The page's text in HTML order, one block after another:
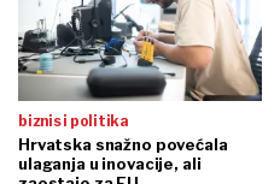
biznis i politika
Hrvatska snažno povećala
ulaganja u inovacije, ali